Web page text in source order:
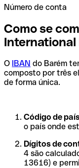
Número de conta
Como se
International
O IBAN do Barém
composto por três
de forma única.
Código de
o país onde
Dígitos de
4 são
13616) e